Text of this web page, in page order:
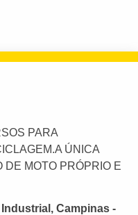
PARA
ÚNICA
DE MOTO PRÓPRIO E
Campinas -